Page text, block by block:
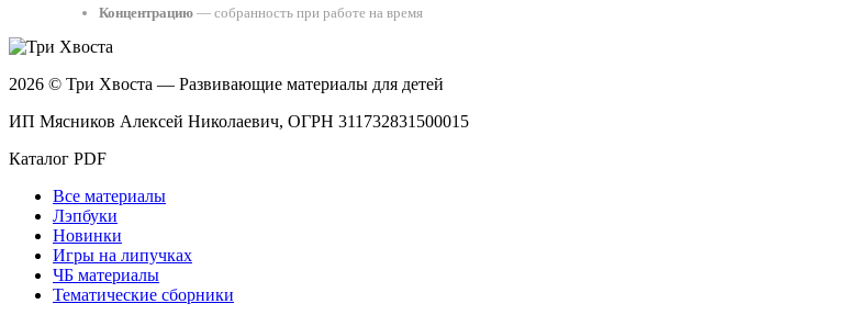
Концентрацию — собранность при работе на время
2026 © Три Хвоста — Развивающие материалы для детей
ИП Мясников Алексей Николаевич, ОГРН 311732831500015
Каталог PDF
Все материалы
Лэпбуки
Новинки
Игры на липучках
ЧБ материалы
Тематические сборники